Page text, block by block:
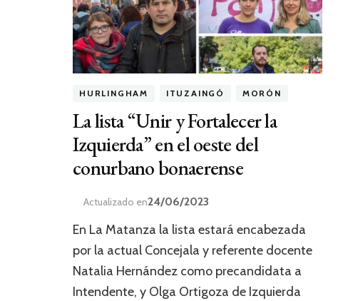
HURLINGHAM ITUZAINGÓ MORÓN
La lista “Unir y Fortalecer la
Izquierda” en el oeste del
conurbano bonaerense
Actualizado en24/06/2023
En La Matanza la lista estará encabezada
por la actual Concejala y referente docente
Natalia Hernández como precandidata a
Intendente, y Olga Ortigoza de Izquierda